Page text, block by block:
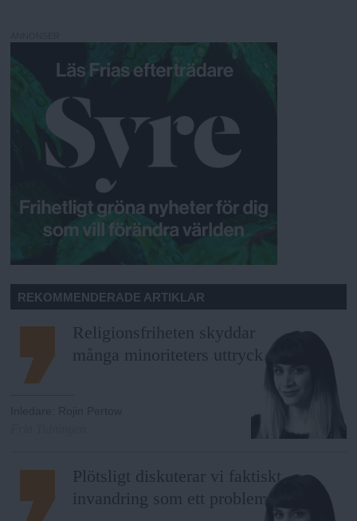
REKOMMENDERADE ARTIKLAR
Religionsfriheten skyddar
många minoriteters uttryck.
Plötsligt diskuterar vi faktiskt
invandring som ett problem.